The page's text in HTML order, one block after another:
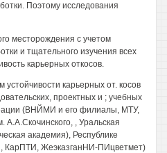
Поэтому исследования
месторождения с учетом
и тщательного изучения всех
карьерных откосов.
карьерных от. косов
проектных и ; учебных
(ВНЙМИ и его филиалы, МТУ,
, Уральская
академия), Республике
КарПТИ, ЖеэказганНИ-ПИцветмет)